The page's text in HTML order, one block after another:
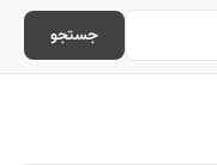
جستجو